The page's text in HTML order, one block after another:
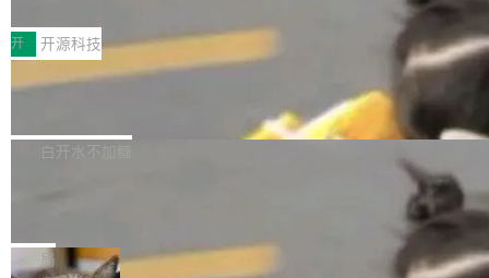
一，界面错位。他说这个问题"两年前就发现了，
至今没变"。 数据流方面，Manshin 指出 SwiftU
I 的属性包装器演进史...
AI 聊天功能（添加了一些快捷键）</span></li>
<li><span style="color:#000000">新增了始终
在新 SQL 控制台中打开 AI 生成的脚本的功能</
span></li> <li><span style="color:#000000...
2026卫星活动——第二届多语种对话语音语言模
型挑战赛 （Multilingual Conversational Speec
h Language Model Challenge，MLC-SLM）T
ask 1赛道中，传音TEX AI中心语音算法团队以
自主研发的说话人归属多语种自动语音识别系统
化系统等关键方向的系统性技术实力。 本届赛事
开 开源科技
Qwen3.8-Max 发布，下周开源 Qwen3.
千问大模型宣布正式推出 Qwen 家族迄今最强大
的模型 Qwen3.8-Max，也是其首个 Max 规模
5 的架构基础构建，参数规模扩展至 2.4 万亿，
白开水不加糖
态生成模型，能生成带原生立体声的 2K 视频。
局